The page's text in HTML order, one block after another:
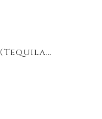
(Tequila